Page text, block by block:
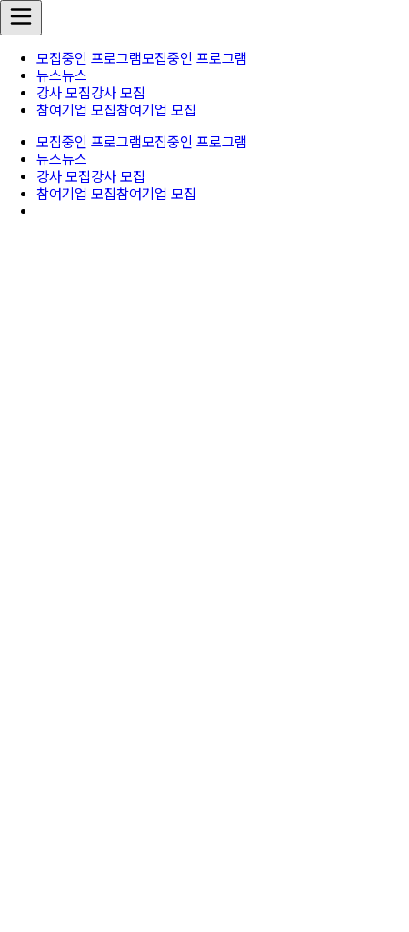
모집중인 프로그램모집중인 프로그램
뉴스뉴스
강사 모집강사 모집
참여기업 모집참여기업 모집
모집중인 프로그램모집중인 프로그램
뉴스뉴스
강사 모집강사 모집
참여기업 모집참여기업 모집